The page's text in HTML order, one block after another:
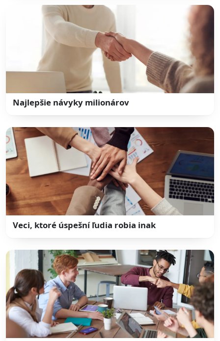
Najlepšie návyky milionárov
Veci, ktoré úspešní ľudia robia inak